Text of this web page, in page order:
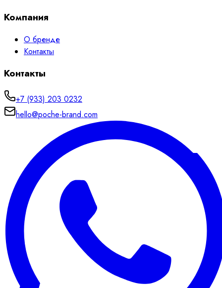
Компания
О бренде
Контакты
Контакты
+7 (933) 203 0232
hello@poche-brand.com